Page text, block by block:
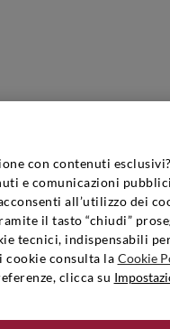
con contenuti
e comunicazioni
all’utilizzo dei
il tasto “chiudi”
tecnici, indispensabili
cookie consulta la Cookie
clicca su